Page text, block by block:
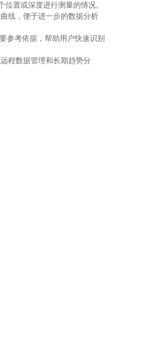
置或深度进行测量的情况。
线，便于进一步的数据分析
参考依据，帮助用户快速识别
程数据管理和长期趋势分